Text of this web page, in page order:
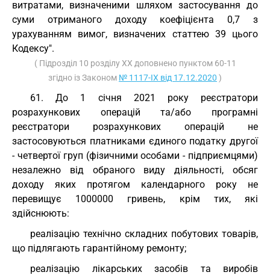
витратами, визначеними шляхом застосування до
суми отриманого доходу коефіцієнта 0,7 з
урахуванням вимог, визначених статтею 39 цього
Кодексу".
( Підрозділ 10 розділу ХХ доповнено пунктом 60-11
згідно із Законом № 1117-IX від 17.12.2020 )
61. До 1 січня 2021 року реєстратори
розрахункових операцій та/або програмні
реєстратори розрахункових операцій не
застосовуються платниками єдиного податку другої
- четвертої груп (фізичними особами - підприємцями)
незалежно від обраного виду діяльності, обсяг
доходу яких протягом календарного року не
перевищує 1000000 гривень, крім тих, які
здійснюють:
реалізацію технічно складних побутових товарів,
що підлягають гарантійному ремонту;
реалізацію лікарських засобів та виробів